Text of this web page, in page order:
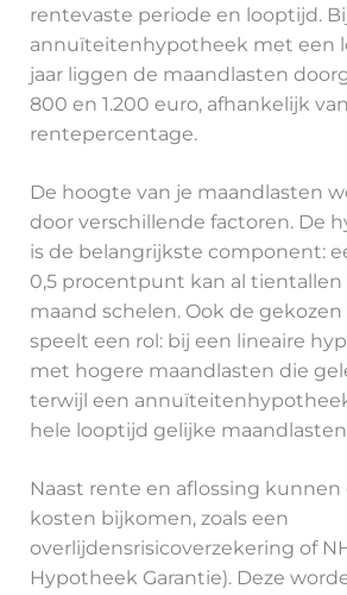
rentevaste periode en looptijd.
annuïteitenhypotheek met een
jaar liggen de maandlasten
800 en 1.200 euro, afhankelijk
rentepercentage.
De hoogte van je maandlasten
door verschillende factoren. De
is de belangrijkste component:
0,5 procentpunt kan al tientallen
maand schelen. Ook de
speelt een rol: bij een lineaire
met hogere maandlasten die
terwijl een
hele looptijd gelijke
Naast rente en aflossing kunnen
kosten bijkomen, zoals een
overlijdensrisicoverzekering of
Hypotheek Garantie). Deze